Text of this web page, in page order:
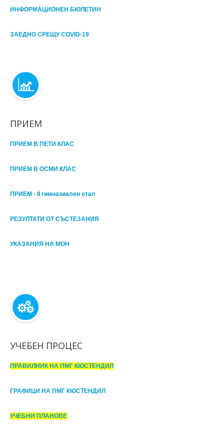
ИНФОРМАЦИОНЕН БЮЛЕТИН
ЗАЕДНО СРЕЩУ COVID-19
ПРИЕМ
ПРИЕМ В ПЕТИ КЛАС
ПРИЕМ В ОСМИ КЛАС
ПРИЕМ - II гимназиален етап
РЕЗУЛТАТИ ОТ СЪСТЕЗАНИЯ
УКАЗАНИЯ НА МОН
УЧЕБЕН ПРОЦЕС
ПРАВИЛНИК НА ПМГ КЮСТЕНДИЛ
ГРАФИЦИ НА ПМГ КЮСТЕНДИЛ
УЧЕБНИ ПЛАНОВЕ